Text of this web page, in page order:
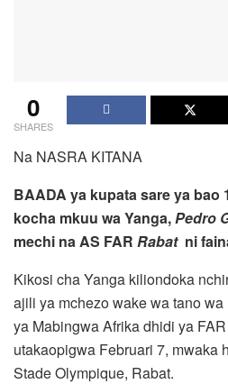
0
SHARES
Na NASRA KITANA
BAADA ya kupata sare ya bao
kocha mkuu wa Yanga,Pedro
mechi na AS FAR Rabatni
Kikosi cha Yanga kiliondoka
ajili ya mchezo wake wa tano
ya Mabingwa Afrika dhidi ya
utakaopigwa Februari 7, mwaka
Stade Olympique, Rabat.